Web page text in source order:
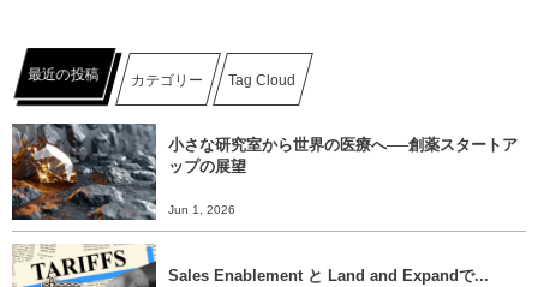
最近の投稿 カテゴリー Tag Cloud
小さな研究室から世界の医療へ──創薬スタートア
ップの展望
Jun 1, 2026
Sales Enablement と Land and Expandで...